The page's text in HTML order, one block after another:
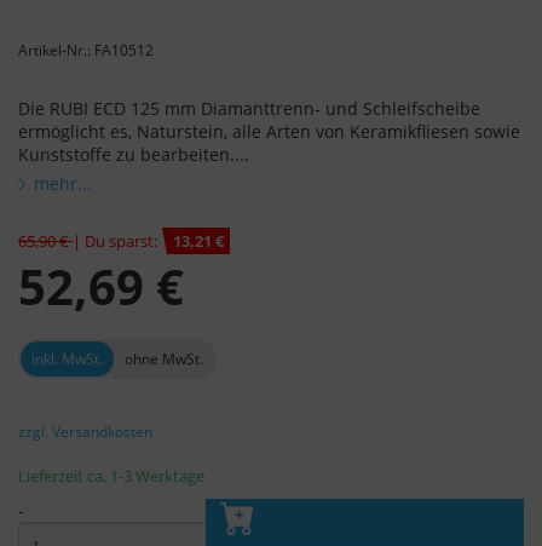
Artikel-Nr.: FA10512
Die RUBI ECD 125 mm Diamanttrenn- und Schleifscheibe
ermöglicht es, Naturstein, alle Arten von Keramikfliesen sowie
Kunststoffe zu bearbeiten....
mehr...
65,90 € | Du sparst: 13,21 €
52,69 €
inkl. MwSt. ohne MwSt.
zzgl. Versandkosten
Lieferzeit ca. 1-3 Werktage
-